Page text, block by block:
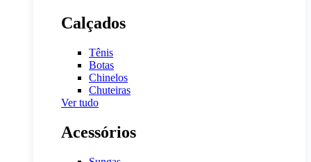
Calçados
Tênis
Botas
Chinelos
Chuteiras
Ver tudo
Acessórios